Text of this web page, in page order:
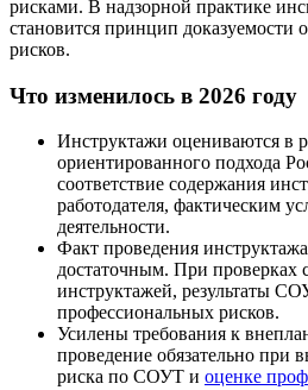
рисками. В надзорной практике
становится принцип доказуемости
рисков.
Что изменилось в 2026 году
Инструктажи оцениваются в
ориентированного подхода
соответствие содержания
работодателя, фактическим
деятельности.
Факт проведения
достаточным. При проверках
инструктажей, результаты
профессиональных рисков.
Усилены требования к
проведение обязательно при
риска по СОУТ и оценке